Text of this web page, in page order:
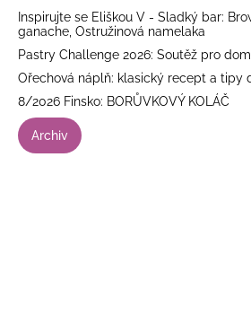
Inspirujte se Eliškou V - Sladký bar:
ganache, Ostružinová namelaka
Pastry Challenge 2026: Soutěž pro
Ořechová náplň: klasický recept a tipy
8/2026 Finsko: BORŮVKOVÝ KOLÁČ
Archiv